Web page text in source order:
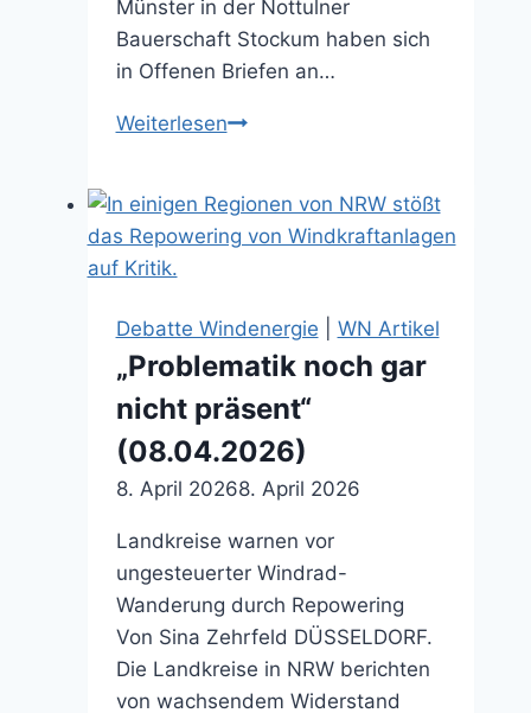
Münster in der Nottulner
Bauerschaft Stockum haben sich
in Offenen Briefen an…
WeiterlesenHarte
Windkraftgegner
(27.01.2026)
Debatte Windenergie WN Artikel
„Problematik noch gar
nicht präsent“
(08.04.2026)
8. April 20268. April 2026
Landkreise warnen vor
ungesteuerter Windrad-
Wanderung durch Repowering
Von Sina Zehrfeld DÜSSELDORF.
Die Landkreise in NRW berichten
von wachsendem Widerstand